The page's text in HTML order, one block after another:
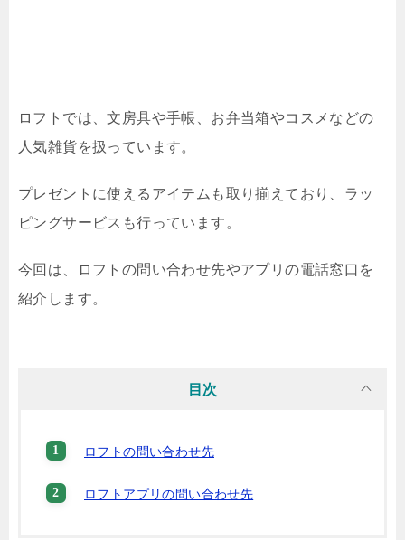
ロフトでは、文房具や手帳、お弁当箱やコスメなどの
人気雑貨を扱っています。
プレゼントに使えるアイテムも取り揃えており、ラッ
ピングサービスも行っています。
今回は、ロフトの問い合わせ先やアプリの電話窓口を
紹介します。
目次
ロフトの問い合わせ先
ロフトアプリの問い合わせ先